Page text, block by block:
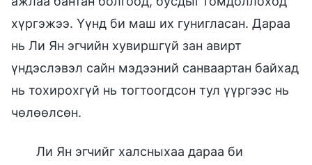
хүргэжээ. Үүнд би маш их гунигласан. Дараа
нь Ли Ян эгчийн хувиршгүй зан авирт
үндэслэвэл сайн мэдээний санваартан байхад
нь тохирохгүй нь тогтоогдсон тул үүргээс нь
чөлөөлсөн.
Ли Ян эгчийг халсныхаа дараа би